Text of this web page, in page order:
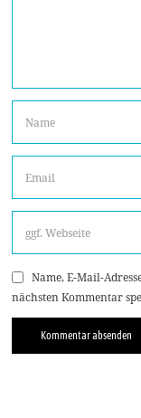
Name, E-Mail-
nächsten Kommentar